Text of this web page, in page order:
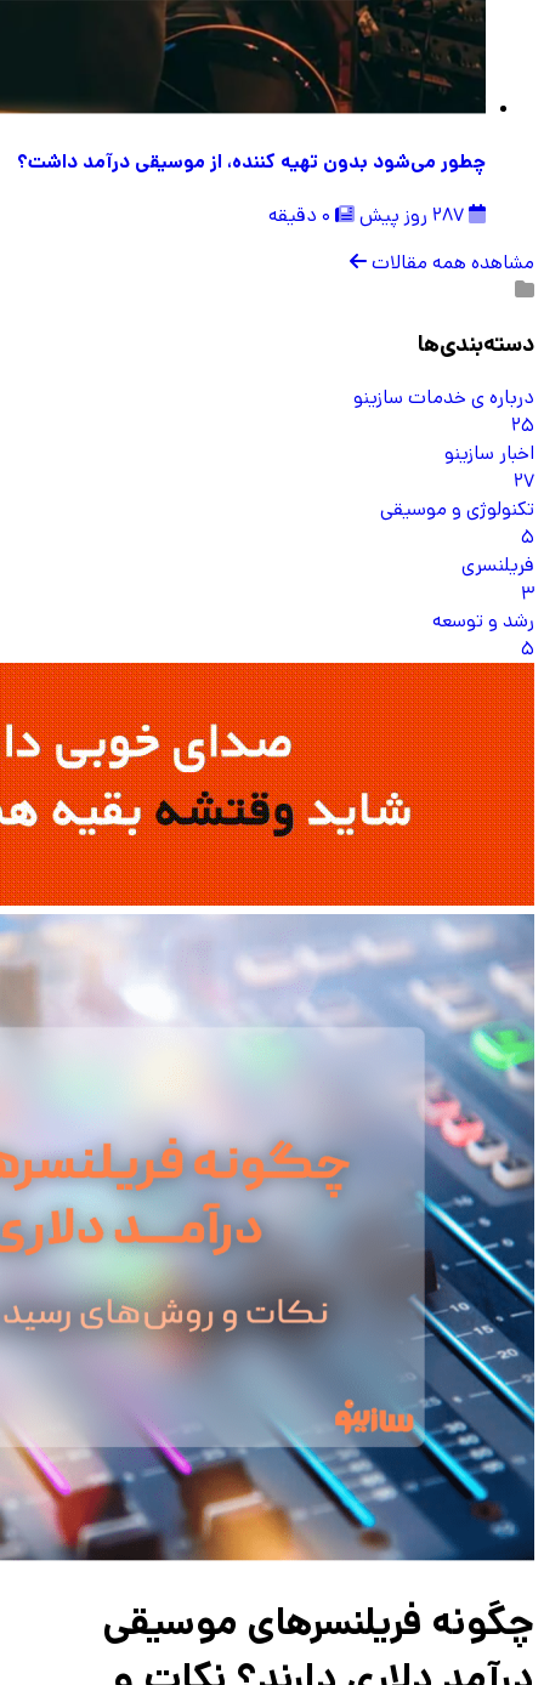
چطور می‌شود بدون تهیه کننده، از موسیقی درآمد داشت؟
مشاهده همه مقالات
دسته‌بندی‌ها
درباره ی خدمات سازینو
25
اخبار سازینو
27
تکنولوژی و موسیقی
5
فریلنسری
3
رشد و توسعه
5
چگونه فریلنسرهای موسیقی